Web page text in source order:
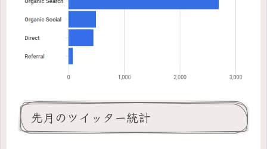
先月のツイッター統計